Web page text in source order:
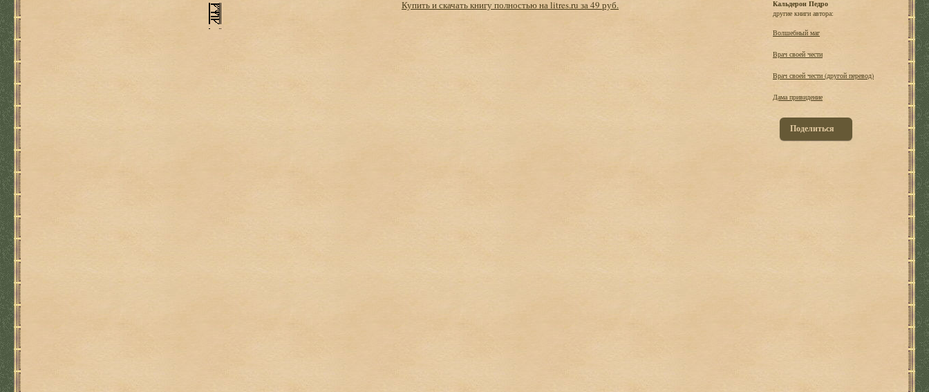
Купить и скачать книгу полностью на litres.ru за 49 руб.
Кальдерон Педро
другие книги автора:
Волшебный маг
Врач своей чести
Врач своей чести (другой перевод)
Дама привидение
Поделиться